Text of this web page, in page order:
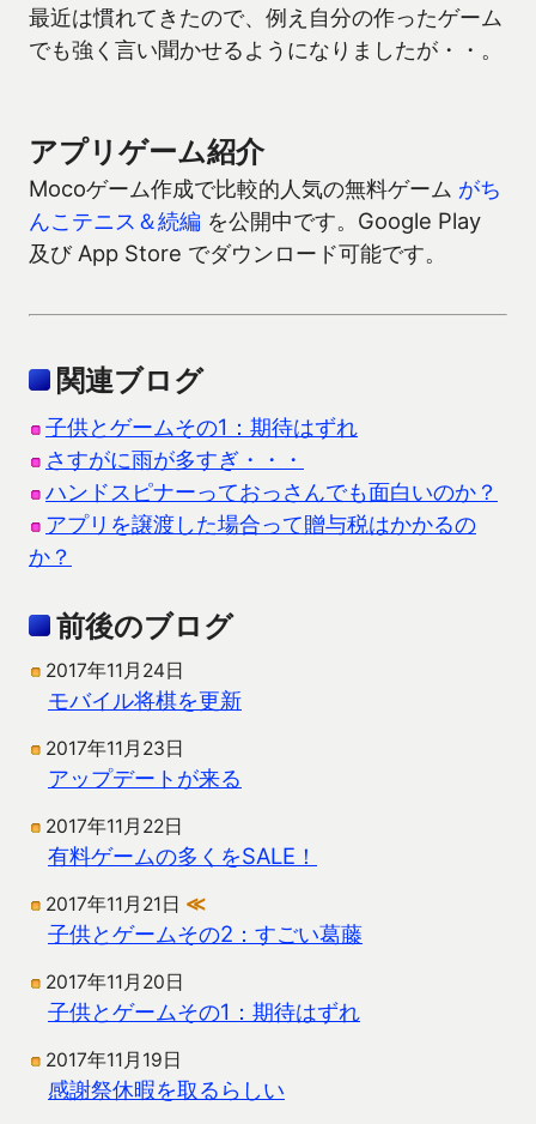
最近は慣れてきたので、例え自分の作ったゲーム
でも強く言い聞かせるようになりましたが・・。
アプリゲーム紹介
Mocoゲーム作成で比較的人気の無料ゲーム がち
んこテニス＆続編 を公開中です。Google Play
及び App Store でダウンロード可能です。
関連ブログ
子供とゲームその1：期待はずれ
さすがに雨が多すぎ・・・
ハンドスピナーっておっさんでも面白いのか？
アプリを譲渡した場合って贈与税はかかるの
か？
前後のブログ
2017年11月24日
モバイル将棋を更新
2017年11月23日
アップデートが来る
2017年11月22日
有料ゲームの多くをSALE！
2017年11月21日 ≪
子供とゲームその2：すごい葛藤
2017年11月20日
子供とゲームその1：期待はずれ
2017年11月19日
感謝祭休暇を取るらしい